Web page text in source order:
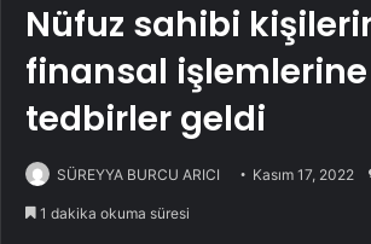
Nüfuz sahibi
finansal işlemlerine
tedbirler geldi
SÜREYYA BURCU ARICI Kasım 17, 2022
1 dakika okuma süresi